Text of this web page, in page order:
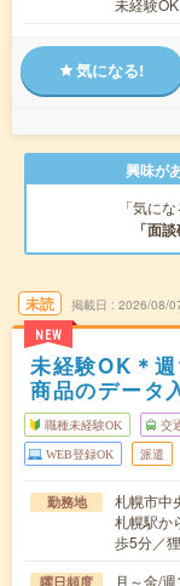
未経験OK
気になる!
興味が
「気に
「面
未読
NEW
掲載日 2026/08/
未経験OK＊
商品のデータ
職種未経験OK 交
WEB登録OK 派遣
勤務地
札幌市中
札幌駅か
歩5分／
曜日頻度 月～金/